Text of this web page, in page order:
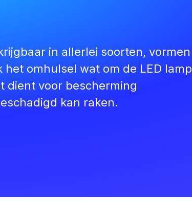
in allerlei soorten, vormen
het omhulsel wat om de LED lamp
dient voor bescherming
kan raken.